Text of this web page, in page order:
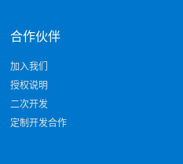
合作伙伴
加入我们
授权说明
二次开发
定制开发合作